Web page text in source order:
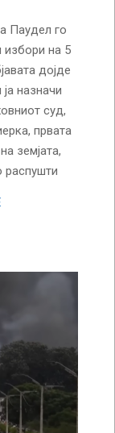
Паудел го
избори на 5
дојде
назначи
суд,
првата
земјата,
распушти